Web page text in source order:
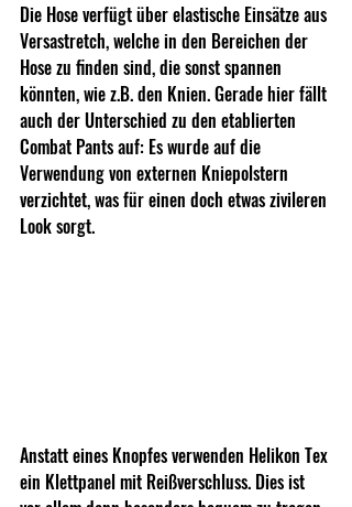
Die Hose verfügt über elastische Einsätze aus
Versastretch, welche in den Bereichen der
Hose zu finden sind, die sonst spannen
könnten, wie z.B. den Knien. Gerade hier fällt
auch der Unterschied zu den etablierten
Combat Pants auf: Es wurde auf die
Verwendung von externen Kniepolstern
verzichtet, was für einen doch etwas zivileren
Look sorgt.
Anstatt eines Knopfes verwenden Helikon Tex
ein Klettpanel mit Reißverschluss. Dies ist